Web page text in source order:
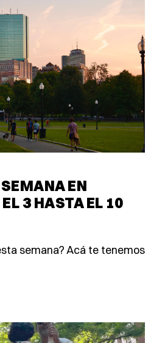
EN
3 HASTA EL 10
semana? Acá te tenemos